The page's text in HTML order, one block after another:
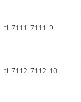
tl_7111_7111_9
tl_7112_7112_10